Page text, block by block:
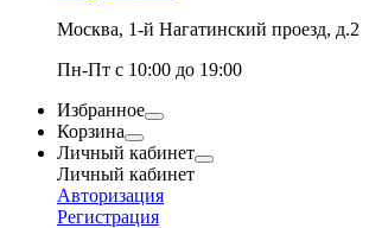
Москва, 1-й Нагатинский проезд, д.2
Пн-Пт с 10:00 до 19:00
Избранное
Корзина
Личный кабинет
Личный кабинет
Авторизация
Регистрация